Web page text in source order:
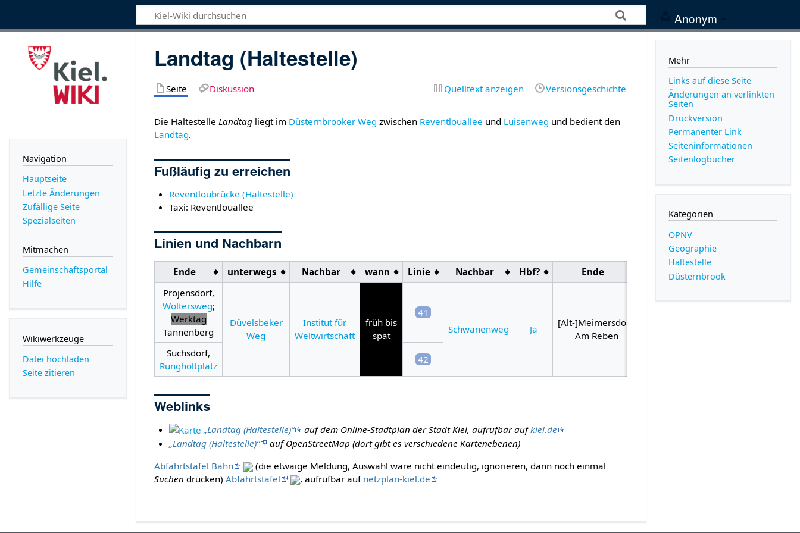
Anonym
Landtag (Haltestelle)
Seite Diskussion Quelltext anzeigen Versionsgeschichte
Die HaltestelleLandtag liegt im Düsternbrooker Weg zwischen Reventlouallee und Luisenweg und bedient den
Landtag.
Fußläufig zu erreichen
Reventloubrücke (Haltestelle)
Taxi: Reventlouallee
Linien und Nachbarn
Ende unterwegs Nachbar wann Linie Nachbar Hbf?
Ende
Projensdorf,
Woltersweg;
Werktag
Tannenberg
Düvelsbeker
Weg
Institut für
Weltwirtschaft
früh bis
spät
41
Schwanenweg
Ja
[Alt-]Meimersdorf,
Am Reben
Suchsdorf,
Rungholtplatz
42
Weblinks
„Landtag (Haltestelle)“ auf dem Online-Stadtplan der Stadt Kiel, aufrufbar aufkiel.de
„Landtag (Haltestelle)“
auf OpenStreetMap (dort gibt es verschiedene Kartenebenen)
Abfahrtstafel Bahn
(die etwaige Meldung, Auswahl wäre nicht eindeutig, ignorieren, dann noch einmal
Suchen drücken)Abfahrtstafel , aufrufbar auf netzplan-kiel.de
Navigation
Hauptseite
Letzte Änderungen
Zufällige Seite
Spezialseiten
Mitmachen
Gemeinschafts­portal
Hilfe
Wikiwerkzeuge
Datei hochladen
Seite zitieren
Mehr
Links auf diese Seite
Änderungen an verlinkten
Seiten
Druckversion
Permanenter Link
Seiten­­informationen
Seitenlogbücher
Kategorien
ÖPNV
Geographie
Haltestelle
Düsternbrook